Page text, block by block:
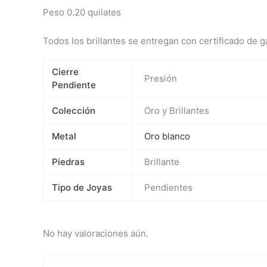
Peso 0.20 quilates
Todos los brillantes se entregan con certificado de
Cierre
Pendiente
Presión
Colección Oro y Brillantes
Metal Oro blanco
Piedras Brillante
Tipo de Joyas Pendientes
No hay valoraciones aún.